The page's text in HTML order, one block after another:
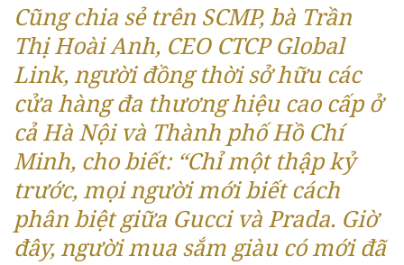
Cũng chia sẻ trên SCMP, bà Trần
Thị Hoài Anh, CEO CTCP Global
Link, người đồng thời sở hữu các
cửa hàng đa thương hiệu cao cấp ở
cả Hà Nội và Thành phố Hồ Chí
Minh, cho biết: “Chỉ một thập kỷ
trước, mọi người mới biết cách
phân biệt giữa Gucci và Prada. Giờ
đây, người mua sắm giàu có mới đã